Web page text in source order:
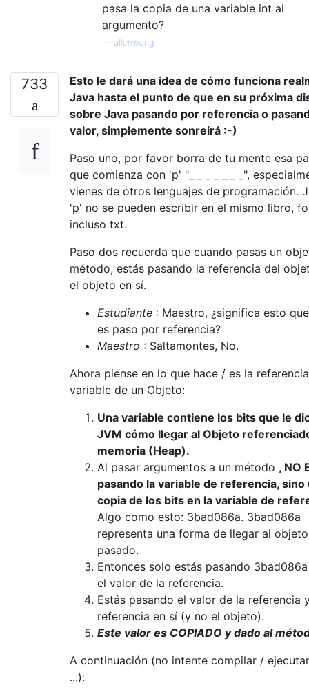
pasa la copia de una variable int al
argumento?
allenwang
733
Esto le dará una idea de cómo funciona
Java hasta el punto de que en su próxima
sobre Java pasando por referencia o
valor, simplemente sonreirá :-)
Paso uno, por favor borra de tu mente esa
que comienza con 'p' "_ _ _ _ _ _ _",
vienes de otros lenguajes de programación.
'p' no se pueden escribir en el mismo libro,
incluso txt.
Paso dos recuerda que cuando pasas un
método, estás pasando la referencia del
el objeto en sí.
Estudiante : Maestro, ¿significa esto
es paso por referencia?
Maestro : Saltamontes, No.
Ahora piense en lo que hace / es la
variable de un Objeto:
Una variable contiene los bits que le
JVM cómo llegar al Objeto
memoria (Heap).
Al pasar argumentos a un método , NO
pasando la variable de referencia, sino
copia de los bits en la variable de
Algo como esto: 3bad086a. 3bad086a
representa una forma de llegar al objeto
pasado.
Entonces solo estás pasando
el valor de la referencia.
Estás pasando el valor de la referencia
referencia en sí (y no el objeto).
Este valor es COPIADO y dado al
A continuación (no intente compilar /
...):